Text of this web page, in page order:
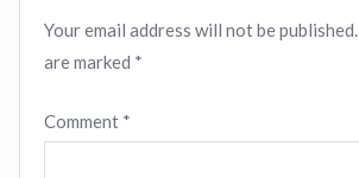
Your email address will not be published.
are marked *
Comment *